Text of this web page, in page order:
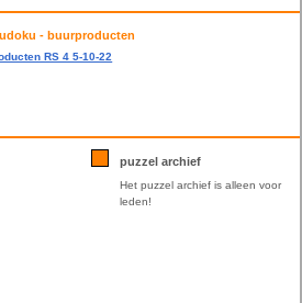
- buurproducten
RS 4 5-10-22
puzzel archief
Het puzzel archief is alleen voor
leden!